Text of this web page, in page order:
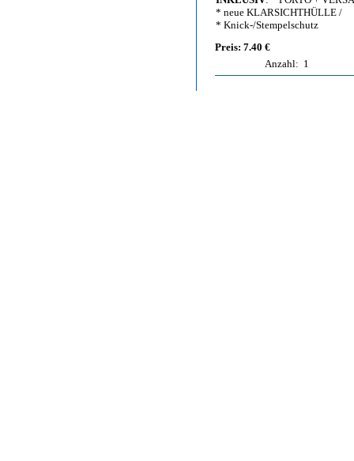
* neue KLARSICHTHÜLLE /
* Knick-/Stempelschutz
Preis: 7.40 €
Anzahl: 1